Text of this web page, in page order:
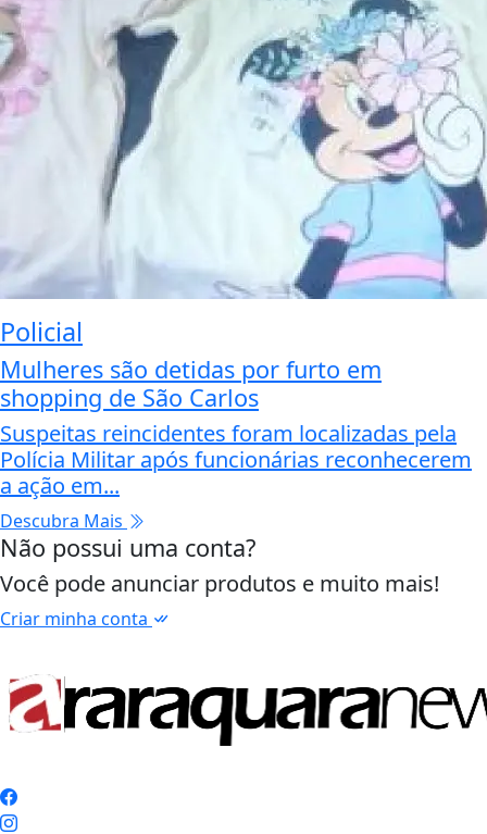
Policial
Mulheres são detidas por furto em
shopping de São Carlos
Suspeitas reincidentes foram localizadas pela
Polícia Militar após funcionárias reconhecerem
a ação em...
Descubra Mais
Não possui uma conta?
Você pode anunciar produtos e muito mais!
Criar minha conta